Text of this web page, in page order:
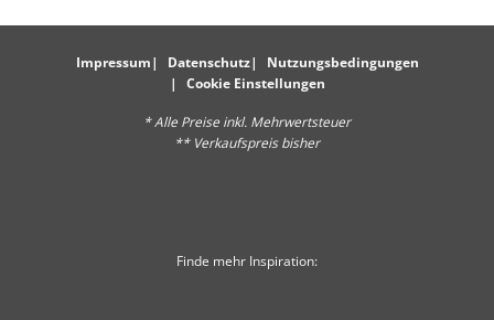
Impressum Datenschutz
Nutzungsbedingungen
Cookie Einstellungen
* Alle Preise inkl. Mehrwertsteuer
** Verkaufspreis bisher
Finde mehr Inspiration: